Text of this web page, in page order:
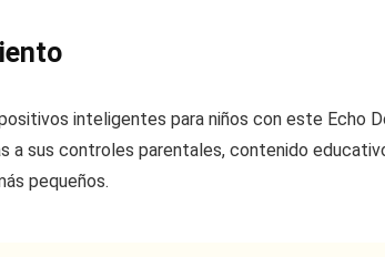
inteligentes para niños con este Echo
a sus controles parentales, contenido
pequeños.